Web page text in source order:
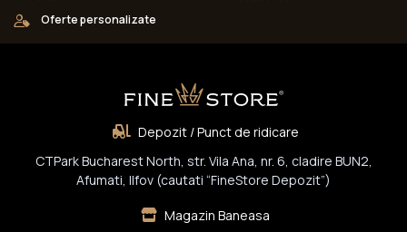
Oferte personalizate
Depozit / Punct de ridicare
CTPark Bucharest North, str. Vila Ana, nr. 6, cladire BUN2,
Afumati, Ilfov (cautati “FineStore Depozit”)
Magazin Baneasa